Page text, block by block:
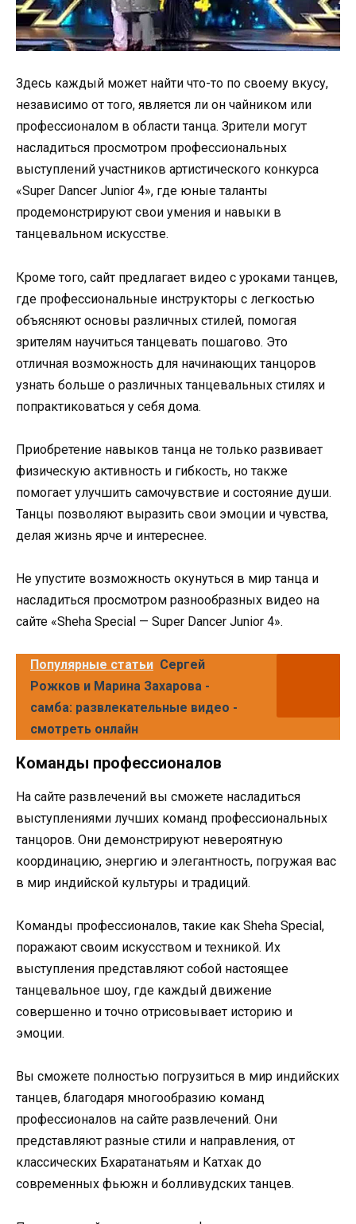
Здесь каждый может найти что-то по своему вкусу,
независимо от того, является ли он чайником или
профессионалом в области танца. Зрители могут
насладиться просмотром профессиональных
выступлений участников артистического конкурса
«Super Dancer Junior 4», где юные таланты
продемонстрируют свои умения и навыки в
танцевальном искусстве.
Кроме того, сайт предлагает видео с уроками танцев,
где профессиональные инструкторы с легкостью
объясняют основы различных стилей, помогая
зрителям научиться танцевать пошагово. Это
отличная возможность для начинающих танцоров
узнать больше о различных танцевальных стилях и
попрактиковаться у себя дома.
Приобретение навыков танца не только развивает
физическую активность и гибкость, но также
помогает улучшить самочувствие и состояние души.
Танцы позволяют выразить свои эмоции и чувства,
делая жизнь ярче и интереснее.
Не упустите возможность окунуться в мир танца и
насладиться просмотром разнообразных видео на
сайте «Sheha Special — Super Dancer Junior 4».
Популярные статьи Сергей
Рожков и Марина Захарова -
самба: развлекательные видео -
смотреть онлайн
Команды профессионалов
На сайте развлечений вы сможете насладиться
выступлениями лучших команд профессиональных
танцоров. Они демонстрируют невероятную
координацию, энергию и элегантность, погружая вас
в мир индийской культуры и традиций.
Команды профессионалов, такие как Sheha Special,
поражают своим искусством и техникой. Их
выступления представляют собой настоящее
танцевальное шоу, где каждый движение
совершенно и точно отрисовывает историю и
эмоции.
Вы сможете полностью погрузиться в мир индийских
танцев, благодаря многообразию команд
профессионалов на сайте развлечений. Они
представляют разные стили и направления, от
классических Бхаратанатьям и Катхак до
современных фьюжн и болливудских танцев.